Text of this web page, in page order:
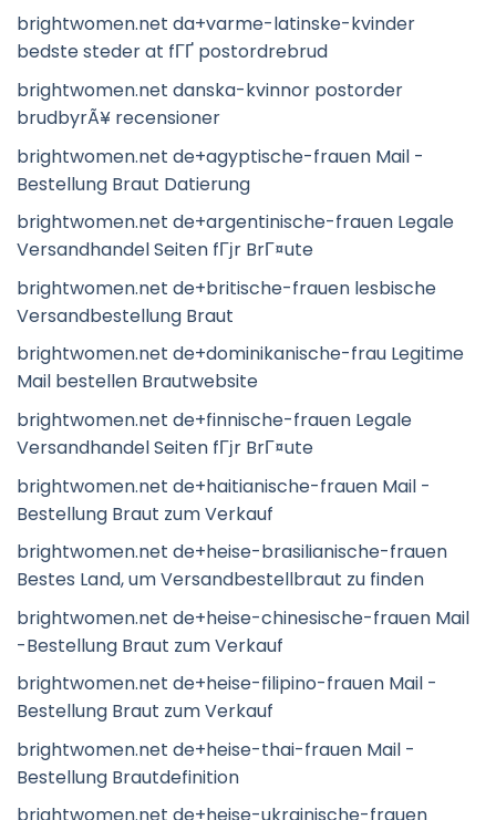
brightwomen.net da+varme-latinske-kvinder
bedste steder at fГҐ postordrebrud
brightwomen.net danska-kvinnor postorder
brudbyrÃ¥ recensioner
brightwomen.net de+agyptische-frauen Mail -
Bestellung Braut Datierung
brightwomen.net de+argentinische-frauen Legale
Versandhandel Seiten fГјr BrГ¤ute
brightwomen.net de+britische-frauen lesbische
Versandbestellung Braut
brightwomen.net de+dominikanische-frau Legitime
Mail bestellen Brautwebsite
brightwomen.net de+finnische-frauen Legale
Versandhandel Seiten fГјr BrГ¤ute
brightwomen.net de+haitianische-frauen Mail -
Bestellung Braut zum Verkauf
brightwomen.net de+heise-brasilianische-frauen
Bestes Land, um Versandbestellbraut zu finden
brightwomen.net de+heise-chinesische-frauen Mail
-Bestellung Braut zum Verkauf
brightwomen.net de+heise-filipino-frauen Mail -
Bestellung Braut zum Verkauf
brightwomen.net de+heise-thai-frauen Mail -
Bestellung Brautdefinition